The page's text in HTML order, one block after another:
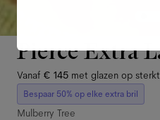
Pierce Extra
Vanaf € 145 met glazen op
Bespaar 50% op elke extra bril
Mulberry Tree